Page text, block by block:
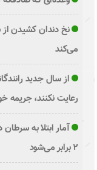
نخ دندان کشیدن
می‌کند
از سال جدید
رعایت نکنند، جریمه
۲ برابر می‌شود